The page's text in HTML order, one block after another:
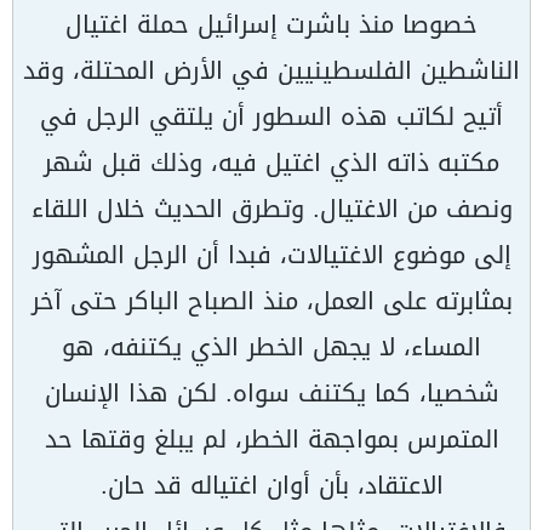
خصوصا منذ باشرت إسرائيل حملة اغتيال
الناشطين الفلسطينيين في الأرض المحتلة، وقد
أتيح لكاتب هذه السطور أن يلتقي الرجل في
مكتبه ذاته الذي اغتيل فيه، وذلك قبل شهر
ونصف من الاغتيال. وتطرق الحديث خلال اللقاء
إلى موضوع الاغتيالات، فبدا أن الرجل المشهور
بمثابرته على العمل، منذ الصباح الباكر حتى آخر
المساء، لا يجهل الخطر الذي يكتنفه، هو
شخصيا، كما يكتنف سواه. لكن هذا الإنسان
المتمرس بمواجهة الخطر، لم يبلغ وقتها حد
الاعتقاد، بأن أوان اغتياله قد حان.